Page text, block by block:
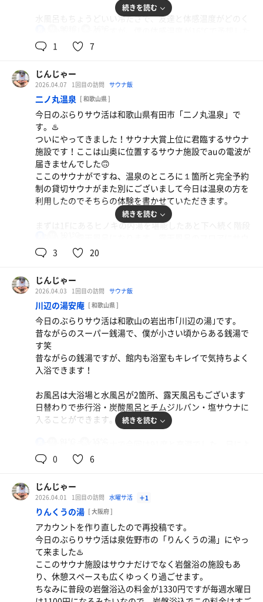
水風呂もちょうどいい冷たさで、友達と体感温度がどのく
ところ、予想的中で勝手に気持ちよくなってました😊
もちろん、水風呂後の外気浴でも気持ちよくなれました笑
外の露天もキレイで、風鈴の音が聞こえてとても良い外気
浴が味わえると思います。
外気浴用のチェアも8つあり、その隣に寝湯もあるので整
いスペースは申し分ないと思います！
サウナ上がりはマウンテンデューを飲んで気持ちよく帰宅
しました。最近は虹の湯に足を運ぶことが多いです。
気になる方はぜひ行ってみてください👀
#虹の湯 #大阪 #サウナ
続きを読む
1 7
じんじゃー
2026.04.07 1回目の訪問 サウナ飯
二ノ丸温泉 [ 和歌山県 ]
今日のぶらりサウ活は和歌山県有田市「二ノ丸温泉」で
す。♨️
ついにやってきました！サウナ大賞上位に君臨するサウナ
施設です！ここは山奥に位置するサウナ施設でauの電波が
届きませんでした🙃
ここのサウナがですね、温泉のところに１箇所と完全予約
制の貸切サウナがまた別にございまして今日は温泉の方を
利用したのでそちらの体験を書かせていただきます。
まずは1Fにあるヒノキの内湯を堪能したあと下へ続く階段
ナがあるのですが、まずロケーションが凄かったです！
す🌳
露天風呂も熱めの湯になっており、身体を湯船で温まった
あとはサウナへGO!!
サウナの温度は100℃を記録しており、激アツに思われま
したが以外と入れるものでしたが、後ほど段々熱く感じら
れました🔥
さらに、他のお客さんもサウナの作法をわきまえており、
自然を感じながら気持ちのいいサウナを体験することがで
きました。
水風呂では温度はわかりませんでしたが、体感12℃前後で
しょうか、とにかくキンキンに冷えており冷浴によりすぐ
に締められているように感じました笑
露天風呂の真横にも何席か設置されています。そこでは森
まで体験できるところとなっています。
これはもう整いの質が格段に上がりますよね笑
以上が、二ノ丸温泉のサウナ体験レポになります。
二ノ丸温泉ではサウ飯もめちゃくちゃ美味しかったです！
僕は「二ノ丸つけ麺」を食べたのですが、今まで食べてき
たつけ麺の中で1番と言っていいほど美味しかったです。1
度足を運ぶことがありましたら、まずはつけ麺を食べてみ
てください🍜
続きを読む
3 20
じんじゃー
2026.04.03 1回目の訪問 サウナ飯
川辺の湯安庵 [ 和歌山県 ]
今日のぶらりサウ活は和歌山の岩出市｢川辺の湯｣です。
昔ながらのスーパー銭湯で、僕が小さい頃からある銭湯で
す笑
昔ながらの銭湯ですが、館内も浴室もキレイで気持ちよく
入浴できます！
お風呂は大浴場と水風呂が2箇所、露天風呂もございます
日替わりで歩行浴・炭酸風呂とチムジルバン・塩サウナに
入ることができます。
って温度の高低差がある気がします。
サウナ室出ると目の前に水風呂があるので、汗を流してす
ぐに入ることができます。
外気浴が露天風呂のところにウッドデッキがありますが、
約2人分しか寝転がれないので、人が多い時は室内の肩流
し湯で休憩するしかないです。
続きを読む
0 6
じんじゃー
2026.04.01 1回目の訪問 水曜サ活 ＋1
りんくうの湯 [ 大阪府 ]
アカウントを作り直したので再投稿です。
今日のぶらりサウ活は泉佐野市の「りんくうの湯」にやっ
て来ました♨️
ここのサウナ施設はサウナだけでなく岩盤浴の施設もあ
り、休憩スペースも広くゆっくり過ごせます。
ちなみに普段の岩盤浴込の料金が1330円ですが毎週水曜日